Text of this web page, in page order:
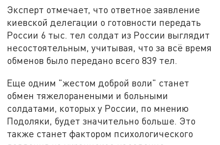
Эксперт отмечает, что ответное заявление
киевской делегации о готовности передать
России 6 тыс. тел солдат из России выглядит
несостоятельным, учитывая, что за всё время
обменов было передано всего 839 тел.
Еще одним "жестом доброй воли" станет
обмен тяжелоранеными и больными
солдатами, которых у России, по мнению
Подоляки, будет значительно больше. Это
также станет фактором психологического